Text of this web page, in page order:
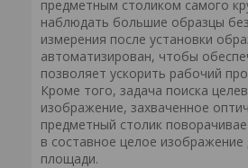
предметным столиком самого
наблюдать большие образцы
измерения после установки
автоматизирован, чтобы
позволяет ускорить рабочий
Кроме того, задача поиска
изображение, захваченное
предметный столик
в составное целое
площади.